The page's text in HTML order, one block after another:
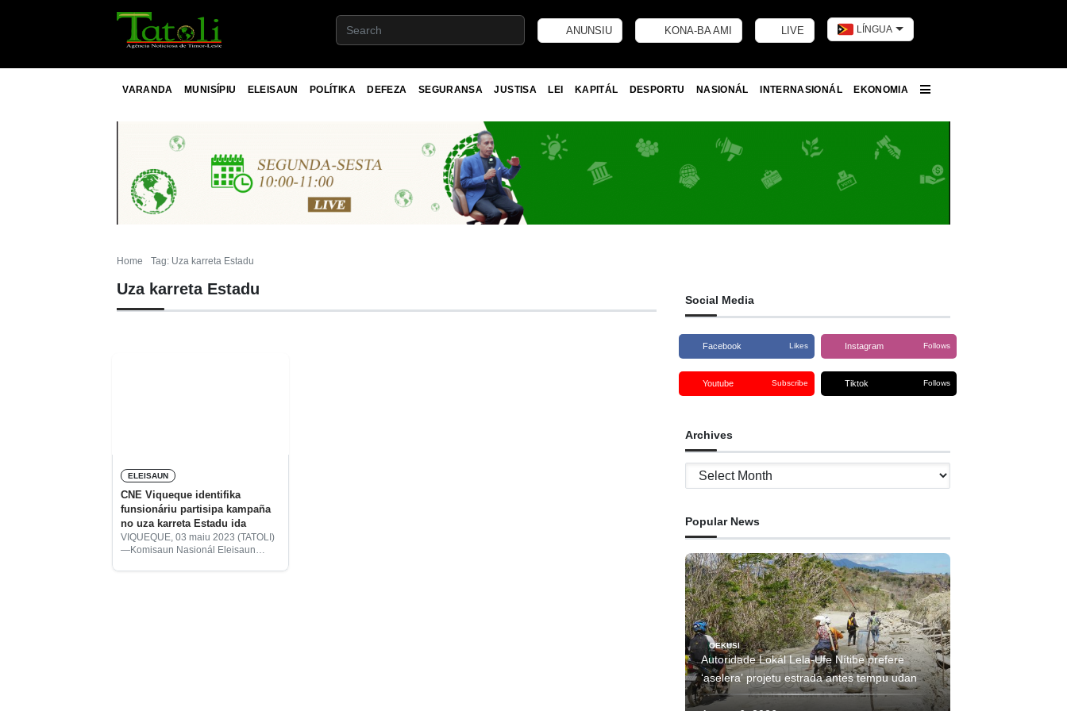
ANUNSIU KONA-BA AMI LIVE LÍNGUA
VARANDA MUNISÍPIU ELEISAUN POLÍTIKA DEFEZA SEGURANSA JUSTISA LEI KAPITÁL DESPORTU NASIONÁL INTERNASIONÁL
EKONOMIA
Home Tag: Uza karreta Estadu
Uza karreta Estadu
ELEISAUN
CNE Viqueque identifika
funsionáriu partisipa kampaña
no uza karreta Estadu ida
VIQUEQUE, 03 maiu 2023 (TATOLI)
—Komisaun Nasionál Eleisaun
Social Media
Facebook Likes Instagram Follows
Youtube Subscribe Tiktok Follows
Archives
Archives
Popular News
OEKUSI
Autoridade Lokál Lela-Ufe Nítibe prefere
‘aselera’ projetu estrada antes tempu udan